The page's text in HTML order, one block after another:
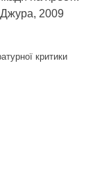
2009
критики